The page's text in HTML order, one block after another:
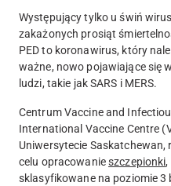
Występujący tylko u świń
zakażonych prosiąt
PED to koronawirus, który
ważne, nowo pojawiające się
ludzi, takie jak SARS i MERS.
Centrum Vaccine and
International Vaccine Centre
Uniwersytecie Saskatchewan,
celu opracowanieszczepionki,
sklasyfikowane na poziomie